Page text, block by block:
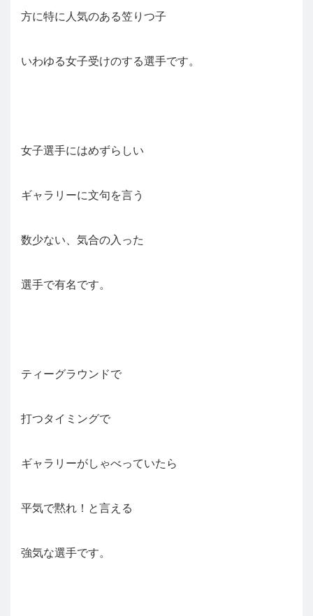
方に特に人気のある笠りつ子
いわゆる女子受けのする選手です。
女子選手にはめずらしい
ギャラリーに文句を言う
数少ない、気合の入った
選手で有名です。
ティーグラウンドで
打つタイミングで
ギャラリーがしゃべっていたら
平気で黙れ！と言える
強気な選手です。